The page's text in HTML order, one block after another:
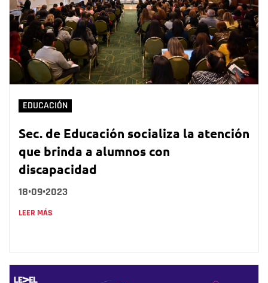
EDUCACIÓN
Sec. de Educación socializa la atención
que brinda a alumnos con
discapacidad
18•09•2023
LEER MÁS